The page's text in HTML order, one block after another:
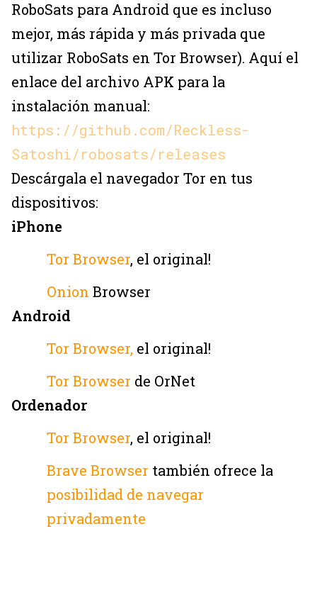
RoboSats para Android que es incluso
mejor, más rápida y más privada que
utilizar RoboSats en Tor Browser). Aquí el
enlace del archivo APK para la
instalación manual:
https://github.com/Reckless-
Satoshi/robosats/releases
Descárgala el navegador Tor en tus
dispositivos:
iPhone
Tor Browser, el original!
Onion Browser
Android
Tor Browser, el original!
Tor Browser de OrNet
Ordenador
Tor Browser, el original!
Brave Browser también ofrece la
posibilidad de navegar
privadamente